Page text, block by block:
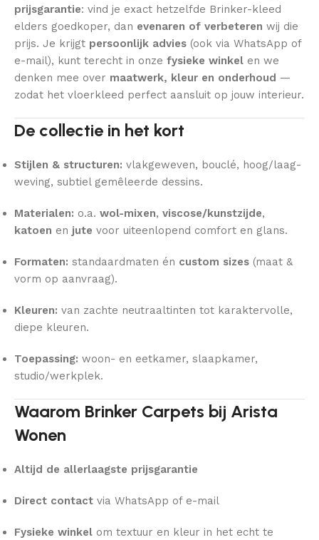
prijsgarantie: vind je exact hetzelfde Brinker-kleed
elders goedkoper, dan evenaren of verbeteren wij die
prijs. Je krijgt persoonlijk advies (ook via WhatsApp of
e-mail), kunt terecht in onze fysieke winkel en we
denken mee over maatwerk, kleur en onderhoud —
zodat het vloerkleed perfect aansluit op jouw interieur.
De collectie in het kort
Stijlen & structuren: vlakgeweven, bouclé, hoog/laag-
weving, subtiel gemêleerde dessins.
Materialen: o.a. wol-mixen, viscose/kunstzijde,
katoen en jute voor uiteenlopend comfort en glans.
Formaten: standaardmaten én custom sizes (maat &
vorm op aanvraag).
Kleuren: van zachte neutraaltinten tot karaktervolle,
diepe kleuren.
Toepassing: woon- en eetkamer, slaapkamer,
studio/werkplek.
Waarom Brinker Carpets bij Arista
Wonen
Altijd de allerlaagste prijsgarantie
Direct contact via WhatsApp of e-mail
Fysieke winkel om textuur en kleur in het echt te